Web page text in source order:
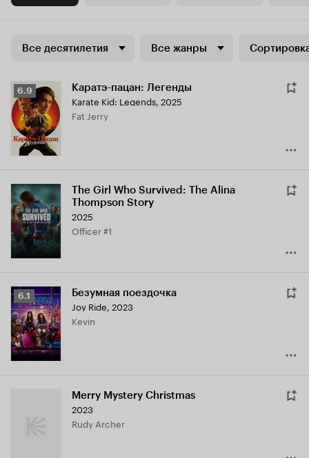
Все десятилетия Все жанры
Рейтинг
Кинопоиска
6.9
6.9 Каратэ-пацан: Легенды
Karate Kid: Legends, 2025
Fat Jerry
The Girl Who Survived: The Alina
Thompson Story
2025
Officer #1
Рейтинг
Кинопоиска
6.1
6.1 Безумная поездочка
Joy Ride, 2023
Kevin
Merry Mystery Christmas
2023
Rudy Archer